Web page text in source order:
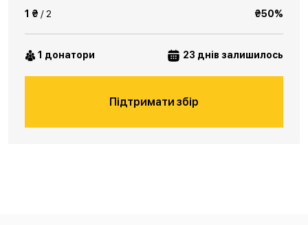
1 ₴ / 2 ₴50%
1 донатори 23 днів залишилось
Підтримати збір